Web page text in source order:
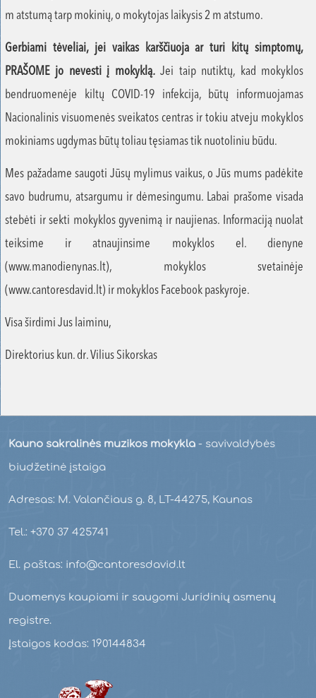
m atstumą tarp mokinių, o mokytojas laikysis 2 m atstumo.
Gerbiami tėveliai, jei vaikas karščiuoja ar turi kitų simptomų,
PRAŠOME jo nevesti į mokyklą.Jei taip nutiktų, kad mokyklos
bendruomenėje kiltų COVID-19 infekcija, būtų informuojamas
Nacionalinis visuomenės sveikatos centras ir tokiu atveju mokyklos
mokiniams ugdymas būtų toliau tęsiamas tik nuotoliniu būdu.
Mes pažadame saugoti Jūsų mylimus vaikus, o Jūs mums padėkite
savo budrumu, atsargumu ir dėmesingumu. Labai prašome visada
stebėti ir sekti mokyklos gyvenimą ir naujienas. Informaciją nuolat
teiksime ir atnaujinsime mokyklos el. dienyne
(www.manodienynas.lt), mokyklos svetainėje
(www.cantoresdavid.lt) ir mokyklos Facebook paskyroje.
Visa širdimi Jus laiminu,
Direktorius kun. dr. Vilius Sikorskas
Kauno sakralinės muzikos mokykla - savivaldybės
biudžetinė įstaiga
Adresas: M. Valančiaus g. 8, LT-44275, Kaunas
Tel.: +370 37 425741
El. paštas: info@cantoresdavid.lt
Duomenys kaupiami ir saugomi Juridinių asmenų
registre.
Įstaigos kodas: 190144834